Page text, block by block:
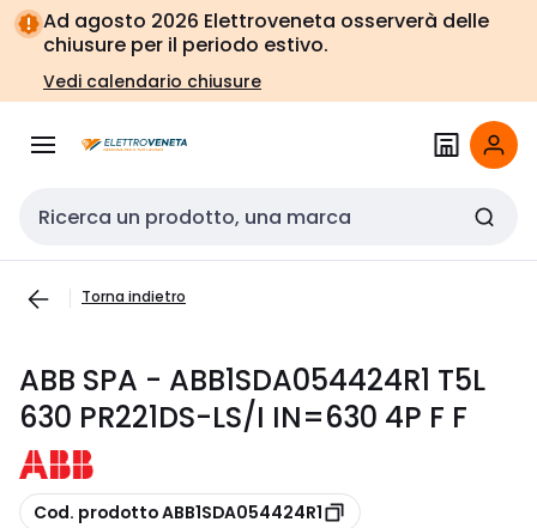
Vai alla
navigazione
Vai
alla
pagina
Ad agosto 2026 Elettroveneta osserverà delle
chiusure per il periodo estivo.
Vedi calendario chiusure
Cerca input
Torna indietro
ABB SPA - ABB1SDA054424R1 T5L
630 PR221DS-LS/I IN=630 4P F F
copia
Cod. prodotto ABB1SDA054424R1